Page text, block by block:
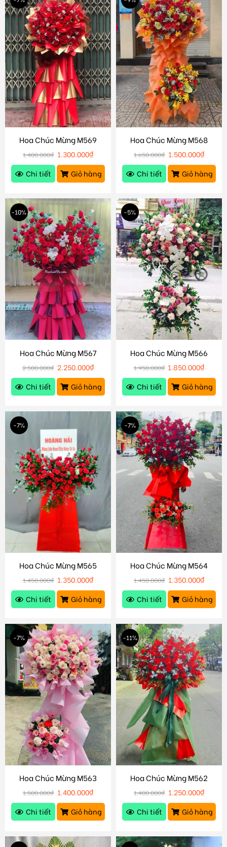
Hoa Chúc Mừng M569
1.400.000₫ 1.300.000₫
Chi tiết
Giỏ hàng
Hoa Chúc Mừng M568
1.650.000₫ 1.500.000₫
Chi tiết
Giỏ hàng
-10%
Hoa Chúc Mừng M567
2.500.000₫ 2.250.000₫
Chi tiết
Giỏ hàng
-5%
Hoa Chúc Mừng M566
1.950.000₫ 1.850.000₫
Chi tiết
Giỏ hàng
-7%
Hoa Chúc Mừng M565
1.450.000₫ 1.350.000₫
Chi tiết
Giỏ hàng
-7%
Hoa Chúc Mừng M564
1.450.000₫ 1.350.000₫
Chi tiết
Giỏ hàng
-7%
Hoa Chúc Mừng M563
1.500.000₫ 1.400.000₫
Chi tiết
Giỏ hàng
-11%
Hoa Chúc Mừng M562
1.400.000₫ 1.250.000₫
Chi tiết
Giỏ hàng